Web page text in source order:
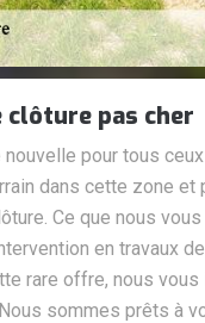
clôture pas cher
nouvelle pour tous
dans cette zone
Ce que nous
en travaux
rare offre, nous
sommes prêts à